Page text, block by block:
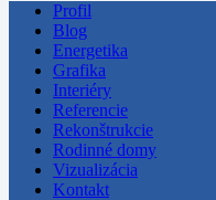
Profil
Blog
Energetika
Grafika
Interiéry
Referencie
Rekonštrukcie
Rodinné domy
Vizualizácia
Kontakt